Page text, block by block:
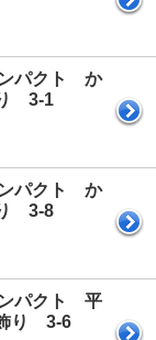
パクト か
3-1
パクト か
3-8
パクト 平
り 3-6